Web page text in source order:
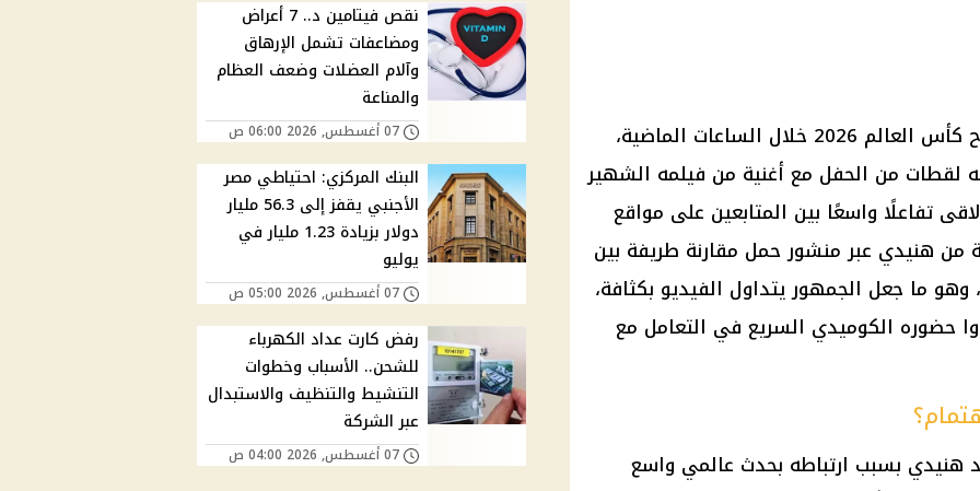
سخر الفنان محمد هنيدي من افتتاح كأس العالم 2026 خلال الساعات الماضية،
لقطات من الحفل مع أغنية من فيلمه الشهير
تفاعلًا واسعًا بين المتابعين على مواقع
من هنيدي عبر منشور حمل مقارنة طريفة بين
ما جعل الجمهور يتداول الفيديو بكثافة،
حضوره الكوميدي السريع في التعامل مع
هنيدي بسبب ارتباطه بحدث عالمي واسع
نقص فيتامين د.. 7 أعراض
ومضاعفات تشمل الإرهاق
وآلام العضلات وضعف العظام
والمناعة
07 أغسطس, 2026 06:00 ص
البنك المركزي: احتياطي مصر
الأجنبي يقفز إلى 56.3 مليار
دولار بزيادة 1.23 مليار في
يوليو
07 أغسطس, 2026 05:00 ص
رفض كارت عداد الكهرباء
للشحن.. الأسباب وخطوات
التنشيط والتنظيف والاستبدال
عبر الشركة
07 أغسطس, 2026 04:00 ص